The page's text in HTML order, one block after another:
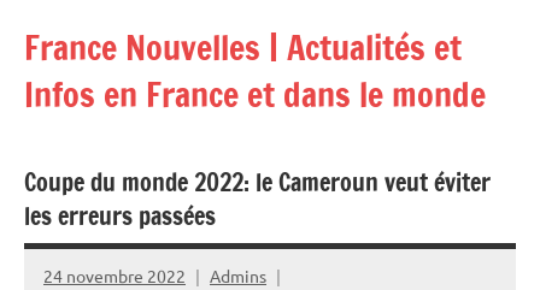
contenu
France Nouvelles | Actualités et
Infos en France et dans le monde
Coupe du monde 2022: le Cameroun veut éviter
les erreurs passées
24 novembre 2022 Admins